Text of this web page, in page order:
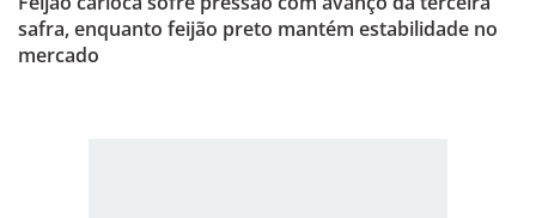
safra, enquanto feijão preto mantém estabilidade no
mercado